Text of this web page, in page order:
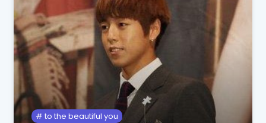
to the beautiful you